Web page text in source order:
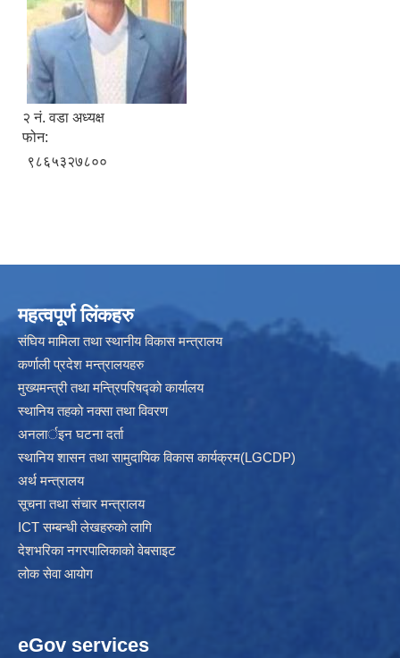
रिक्त पदमा स्थायी शिक्षक सरुवा सम्बन्धी सूचना।
२ नं. वडा अध्यक्ष
फोन:
९८६५३२७८००
महत्वपूर्ण लिंकहरु
संघिय मामिला तथा स्थानीय विकास मन्त्रालय
कर्णाली प्रदेश मन्त्रालयहरु
मुख्यमन्त्री तथा मन्त्रिपरिषद्को कार्यालय
स्थानिय तहकाे नक्सा तथा विवरण
अनलार्इन घटना दर्ता
स्थानिय शासन तथा सामुदायिक विकास कार्यक्रम(LGCDP)
अर्थ मन्त्रालय
सूचना तथा संचार मन्त्रालय
ICT सम्बन्धी लेखहरुको लागि
देशभरिका नगरपालिकाको वेबसाइट
लोक सेवा आयोग
eGov services